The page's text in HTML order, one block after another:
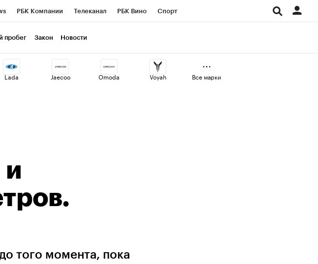
РБК Компании Телеканал РБК Вино Спорт
Национальные проекты
Газета Спецпроекты СПб Конференции СПб
Финансы Рынок наличной валюты
пробег Закон Новости
Lada Jaecoo Omoda Voyah Все марки
и
того момента, пока